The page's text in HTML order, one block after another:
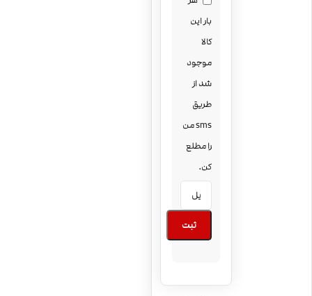
بار این
کالا
موجود
شد از
طریق
sms من
را مطلع
کن.
ثبت